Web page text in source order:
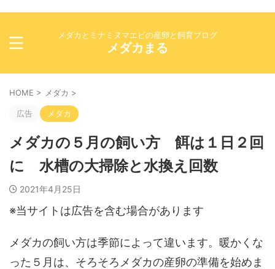
メダカとミナミヌマエビの産卵と飼育ブログ
メダカまる
HOME > メダカ >
広告 メダカ
メダカの５月の飼い方 餌は１日２回
に 水槽の大掃除と水換え回数
2021年4月25日
※当サイトは広告を含む場合があります
メダカの飼い方は季節によって違います。暖かくな
った５月は、そろそろメダカの産卵の準備を始めま